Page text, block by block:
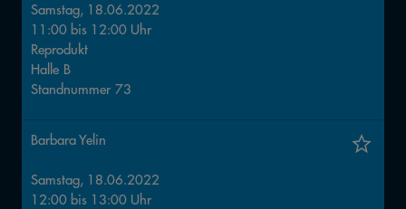
Samstag, 18.06.2022
11:00 bis 12:00 Uhr
Reprodukt
Halle B
Standnummer 73
Barbara Yelin
Samstag, 18.06.2022
12:00 bis 13:00 Uhr